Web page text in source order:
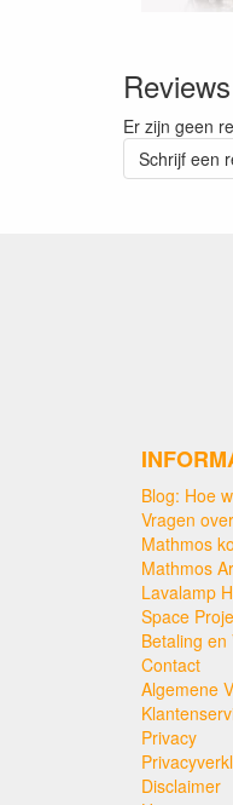
Reviews
Er zijn geen
Schrijf een
Blog: Hoe
Vragen
Mathmos
Mathmos
Lavalamp
Space
Betaling en
Contact
Algemene
Privacy
Disclaimer